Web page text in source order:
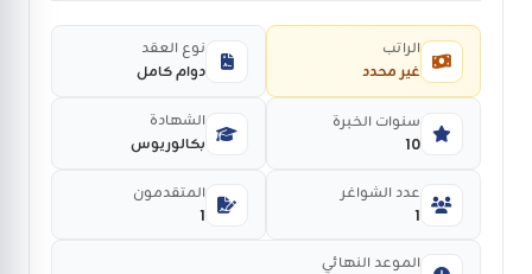
غير محدد
الراتب
دوام كامل
نوع العقد
10
سنوات الخبرة
بكالوريوس
الشهادة
1
عدد الشواغر
1
المتقدمون
الموعد النهائي